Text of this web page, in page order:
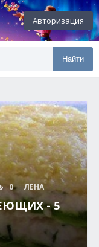
Авторизация
Найти
0 ЛЕНА
- 5